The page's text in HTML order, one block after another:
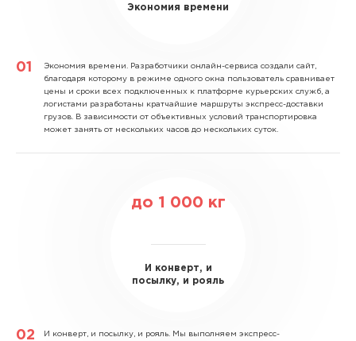
Экономия времени
Экономия времени. Разработчики онлайн-сервиса создали сайт,
благодаря которому в режиме одного окна пользователь сравнивает
цены и сроки всех подключенных к платформе курьерских служб, а
логистами разработаны кратчайшие маршруты экспресс-доставки
грузов. В зависимости от объективных условий транспортировка
может занять от нескольких часов до нескольких суток.
до 1 000 кг
И конверт, и
посылку, и рояль
И конверт, и посылку, и рояль. Мы выполняем экспресс-